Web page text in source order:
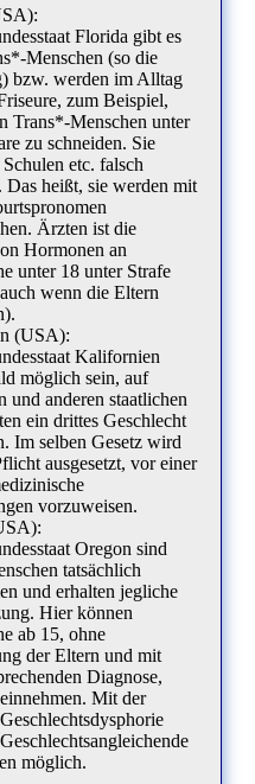
Florida gibt es
Menschen (so die
bzw. werden im Alltag
zum Beispiel,
Trans*-Menschen unter
zu schneiden. Sie
etc. falsch
Das heißt, sie werden mit
Ärzten ist die
Hormonen an
unter 18 unter Strafe
wenn die Eltern
(USA):
Kalifornien
möglich sein, auf
und anderen staatlichen
ein drittes Geschlecht
Im selben Gesetz wird
ausgesetzt, vor einer
vorzuweisen.
Oregon sind
tatsächlich
und erhalten jegliche
Hier können
ab 15, ohne
der Eltern und mit
Diagnose,
Mit der
möglich.